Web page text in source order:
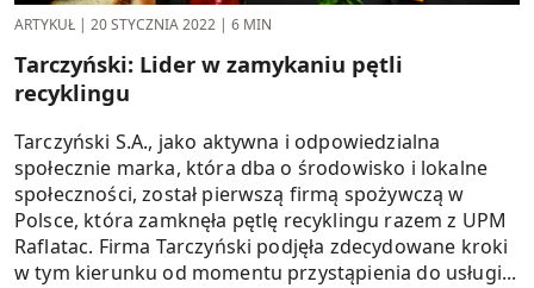
ARTYKUŁ | 20 STYCZNIA 2022 | 6 MIN
Tarczyński: Lider w zamykaniu pętli
recyklingu
Tarczyński S.A., jako aktywna i odpowiedzialna
społecznie marka, która dba o środowisko i lokalne
społeczności, został pierwszą firmą spożywczą w
Polsce, która zamknęła pętlę recyklingu razem z UPM
Raflatac. Firma Tarczyński podjęła zdecydowane kroki
w tym kierunku od momentu przystąpienia do usługi...